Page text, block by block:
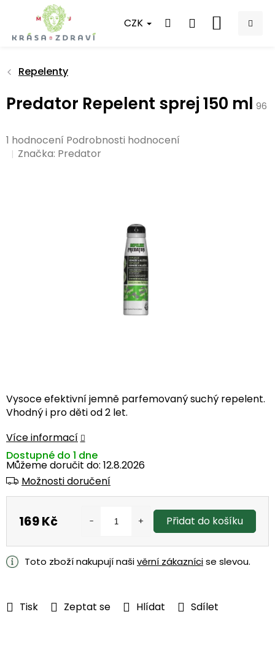
obsah
CZK
NÁKUPNÍ
Repelenty
Predator Repelent sprej 150 ml 96
Průměrné
hodnocení
1 hodnocení Podrobnosti hodnocení
Značka: Predator
Vysoce efektivní jemně parfemovaný suchý repelent.
Vhodný i pro děti od 2 let.
Více informací
Tisk Zeptat se Hlídat Sdílet
Můžeme doručit do: 12.8.2026
Možnosti doručení
Dostupné do 1 dne
169 Kč
cena:
Přidat do košíku
Toto zboží nakupují našivěrní zákaznícise slevou.